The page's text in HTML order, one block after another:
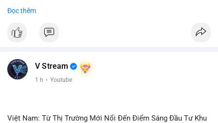
• CoinGecko: Jimothy The Raccoon, Pudgy Penguins,
crypto.
• LunarCrush: Ethereum, Solana, Dogecoin, Chainlink, Litecoin,
• Telegram: US Senate tiến hành bỏ phiếu Clarity Act, IMF nói
Đọc thêm
V Stream
1 h · Youtube
Việt Nam: Từ Thị Trường Mới Nổi Đến Điểm Sáng Đầu Tư Khu